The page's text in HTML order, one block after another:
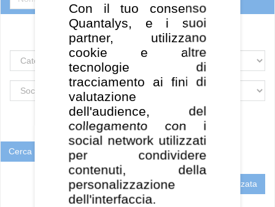
OICR ETF
Cerca Reimposta
Ricerca avanzata
Home
Con il tuo consenso
Quantalys, e i suoi
partner, utilizzano
cookie e altre
tecnologie di
tracciamento ai fini di
valutazione
dell'audience, del
collegamento con i
social network utilizzati
per condividere
contenuti, della
personalizzazione
dell'interfaccia.